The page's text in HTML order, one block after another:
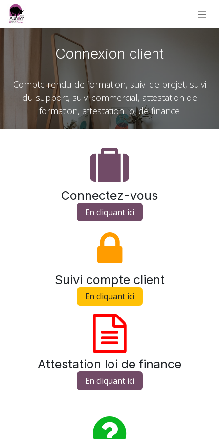
Connexion client
Compte rendu de formation, suivi de projet, suivi
du support, suivi commercial, attestation de
formation, attestation loi de finance
Connectez-vous
En cliquant ici
Suivi compte client
En cliquant ici
Attestation loi de finance
En cliquant ici